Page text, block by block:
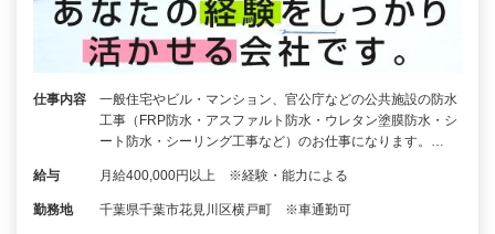
仕事内容
一般住宅やビル・マンション、官公庁などの公共施設の防水
工事（FRP防水・アスファルト防水・ウレタン塗膜防水・シ
ート防水・シーリング工事など）のお仕事になります。…
給与 月給400,000円以上 ※経験・能力による
勤務地 千葉県千葉市花見川区横戸町 ※車通勤可